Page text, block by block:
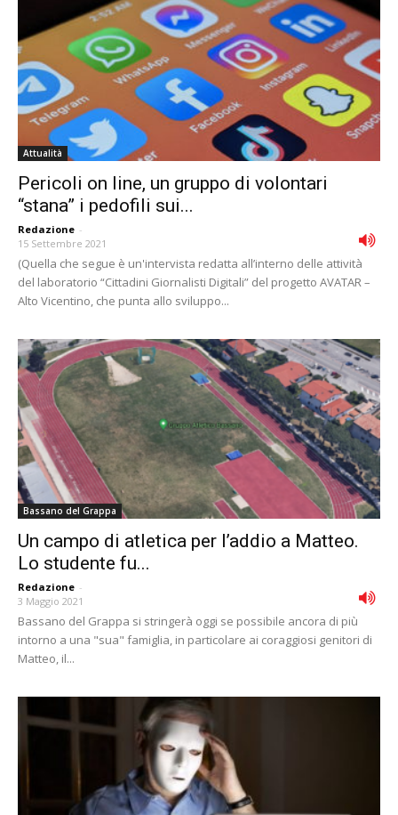
Attualità
Pericoli on line, un gruppo di volontari
“stana” i pedofili sui...
Redazione -
15 Settembre 2021
(Quella che segue è un'intervista redatta all’interno delle attività
del laboratorio “Cittadini Giornalisti Digitali” del progetto AVATAR –
Alto Vicentino, che punta allo sviluppo...
Bassano del Grappa
Un campo di atletica per l’addio a Matteo.
Lo studente fu...
Redazione -
3 Maggio 2021
Bassano del Grappa si stringerà oggi se possibile ancora di più
intorno a una "sua" famiglia, in particolare ai coraggiosi genitori di
Matteo, il...